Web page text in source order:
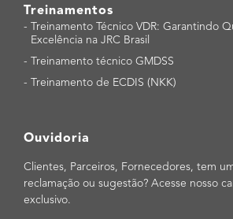
Treinamentos
- Treinamento Técnico VDR: Garantindo
Excelência na JRC Brasil
- Treinamento técnico GMDSS
- Treinamento de ECDIS (NKK)
Ouvidoria
Clientes, Parceiros, Fornecedores, tem
reclamação ou sugestão? Acesse nosso
exclusivo.